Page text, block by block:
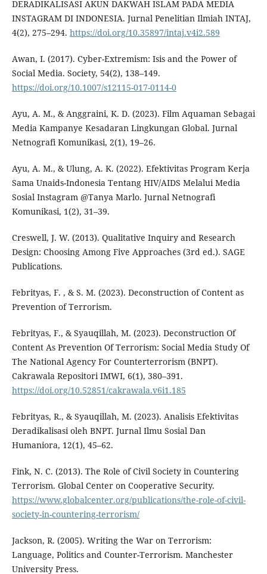
DERADIKALISASI AKUN DAKWAH ISLAM PADA MEDIA
INSTAGRAM DI INDONESIA. Jurnal Penelitian Ilmiah INTAJ,
4(2), 275–294. https://doi.org/10.35897/intaj.v4i2.589
Awan, I. (2017). Cyber-Extremism: Isis and the Power of
Social Media. Society, 54(2), 138–149.
https://doi.org/10.1007/s12115-017-0114-0
Ayu, A. M., & Anggraini, K. D. (2023). Film Aquaman Sebagai
Media Kampanye Kesadaran Lingkungan Global. Jurnal
Netnografi Komunikasi, 2(1), 19–26.
Ayu, A. M., & Ulung, A. K. (2022). Efektivitas Program Kerja
Sama Unaids-Indonesia Tentang HIV/AIDS Melalui Media
Sosial Instagram @Tanya Marlo. Jurnal Netnografi
Komunikasi, 1(2), 31–39.
Creswell, J. W. (2013). Qualitative Inquiry and Research
Design: Choosing Among Five Approaches (3rd ed.). SAGE
Publications.
Febrityas, F. , & S. M. (2023). Deconstruction of Content as
Prevention of Terrorism.
Febrityas, F., & Syauqillah, M. (2023). Deconstruction Of
Content As Prevention Of Terrorism: Social Media Study Of
The National Agency For Counterterrorism (BNPT).
Cakrawala Repositori IMWI, 6(1), 380–391.
https://doi.org/10.52851/cakrawala.v6i1.185
Febrityas, R., & Syauqillah, M. (2023). Analisis Efektivitas
Deradikalisasi oleh BNPT. Jurnal Ilmu Sosial Dan
Humaniora, 12(1), 45–62.
Fink, N. C. (2013). The Role of Civil Society in Countering
Terrorism. Global Center on Cooperative Security.
https://www.globalcenter.org/publications/the-role-of-civil-
society-in-countering-terrorism/
Jackson, R. (2005). Writing the War on Terrorism:
Language, Politics and Counter-Terrorism. Manchester
University Press.